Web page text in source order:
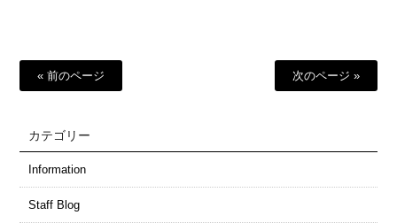
« 前のページ 次のページ »
カテゴリー
Information
Staff Blog